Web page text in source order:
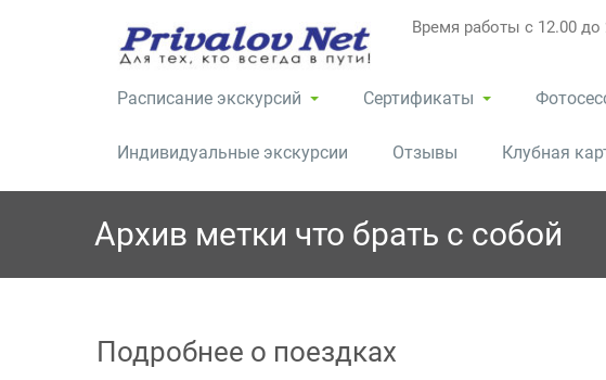
Время работы с 12.00
Расписание экскурсий Сертификаты
Индивидуальные экскурсии Отзывы Клубная
Архив метки что брать с собой
Подробнее о поездках